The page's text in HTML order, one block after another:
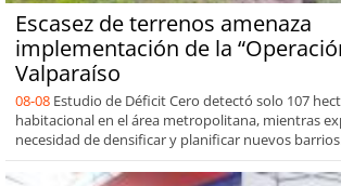
Escasez de terrenos amenaza
implementación de la
Valparaíso
08-08 Estudio de Déficit Cero detectó solo 107
habitacional en el área metropolitana, mientras
necesidad de densificar y planificar nuevos